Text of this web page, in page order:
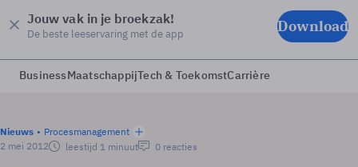
Jouw vak in je broekzak!
De beste leeservaring met de app Download
BusinessMaatschappijTech & ToekomstCarrière
Nieuws
Procesmanagement
2 mei 2012
leestijd 1 minuut 0 reacties